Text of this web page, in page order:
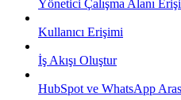
Yönetici Çalışma Alanı
Kullanıcı Erişimi
İş Akışı Oluştur
HubSpot ve WhatsApp